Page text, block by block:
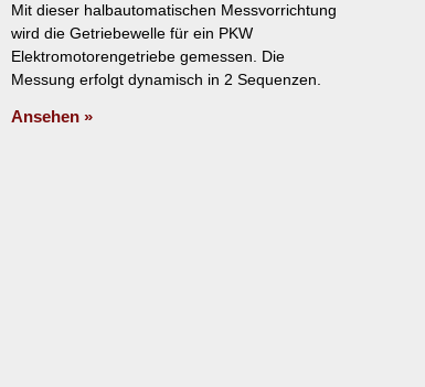
Mit dieser halbautomatischen Messvorrichtung
wird die Getriebewelle für ein PKW
Elektromotorengetriebe gemessen. Die
Messung erfolgt dynamisch in 2 Sequenzen.
Ansehen »